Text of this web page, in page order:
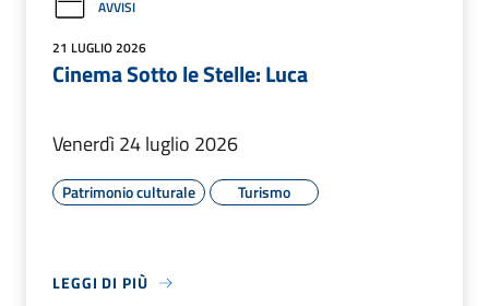
AVVISI
21 LUGLIO 2026
Cinema Sotto le Stelle: Luca
Venerdì 24 luglio 2026
Patrimonio culturale Turismo
LEGGI DI PIÙ